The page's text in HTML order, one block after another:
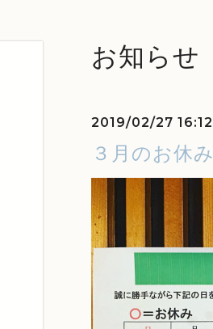
お知らせ
2019/02/27 16:12
３月のお休み